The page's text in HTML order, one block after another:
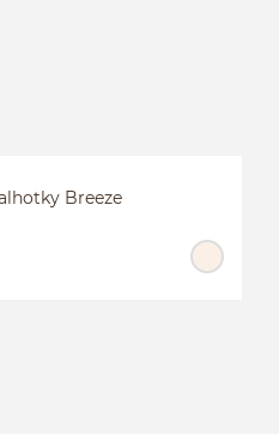
Breeze